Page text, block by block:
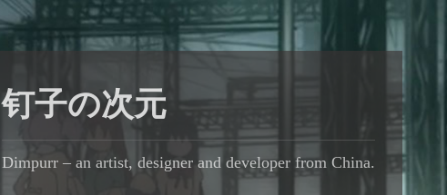
钉子の次元
Dimpurr – an artist, designer and developer from China.